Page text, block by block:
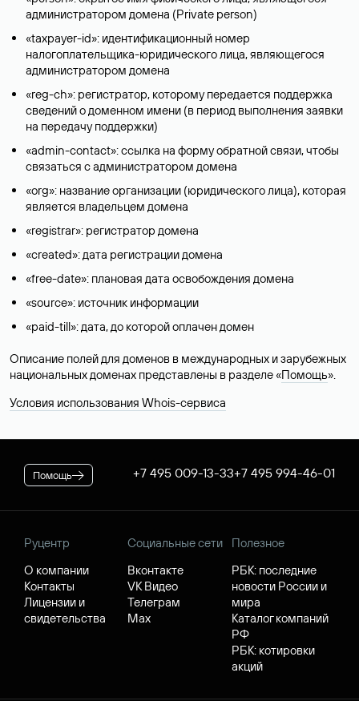
администратором домена (Privatе person)
«taxpayer-id»: идентификационный номер
налогоплательщика-юридического лица, являющегося
администратором домена
«reg-ch»: регистратор, которому передается поддержка
сведений о доменном имени (в период выполнения заявки
на передачу поддержки)
«admin-contact»: ссылка на форму обратной связи, чтобы
связаться с администратором домена
«org»: название организации (юридического лица), которая
является владельцем домена
«registrar»: регистратор домена
«created»: дата регистрации домена
«free-date»: плановая дата освобождения домена
«source»: источник информации
«paid-till»: дата, до которой оплачен домен
Описание полей для доменов в международных и зарубежных
национальных доменах представлены в разделе «Помощь».
Условия использования Whois-сервиса
Помощь +7 495 009-13-33+7 495 994-46-01
Руцентр
О компании
Контакты
Лицензии и
свидетельства
Социальные сети
Вконтакте
VK Видео
Телеграм
Max
Полезное
РБК: последние
новости России и
мира
Каталог компаний
РФ
РБК: котировки
акций